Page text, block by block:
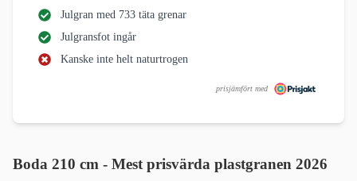
Julgran med 733 täta grenar
Julgransfot ingår
Kanske inte helt naturtrogen
prisjämfört med
Boda 210 cm - Mest prisvärda plastgranen 2026